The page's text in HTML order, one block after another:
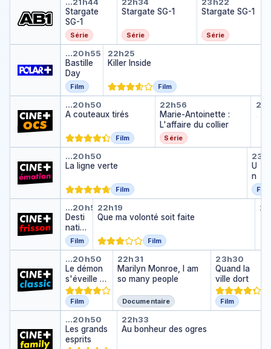
Stargate
SG-1
Série
Stargate SG-1
Série
Stargate SG-1
Série
Bastille Day
…20h55
Bastille
Day
Film
Killer Inside
22h25
Killer Inside
Film
A couteaux tirés
…20h50
A couteaux tirés
Film
Marie-
22h56
Marie-Antoinette :
L'affaire du collier
Série
…
La ligne verte
…20h50
La ligne verte
Film
U
n
e
f
d
c
p
Film
Destination finale 5
…20h50
Desti
natio
n
finale
Film
Que ma volonté soit faite
22h19
Que ma volonté soit faite
Film
Le démon s'éveille la nuit
…20h50
Le démon
s'éveille la
nuit
Film
Marilyn Monroe, I am
22h31
Marilyn Monroe, I am
so many people
Documentaire
Quand
23h30
Quand la
ville dort
Film
Les grands esprits
…20h50
Les grands
esprits
Au bonheur des ogres
22h33
Au bonheur des ogres